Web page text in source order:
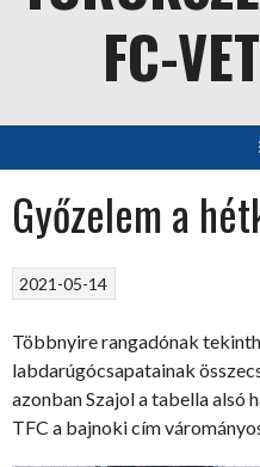
FC-
Győzelem a
2021-05-14
Többnyire rangadónak
labdarúgócsapatainak
azonban Szajol a tabella alsó
TFC a bajnoki cím